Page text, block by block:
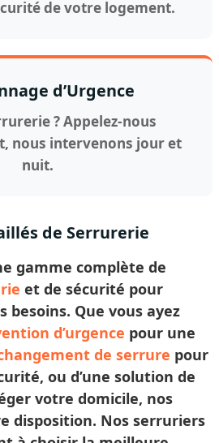
de votre logement.
d’Urgence
? Appelez-nous
nous intervenons jour et
nuit.
de Serrurerie
gamme complète de
et de sécurité pour
besoins. Que vous ayez
d’urgence pour une
de serrure pour
ou d’une solution de
votre domicile, nos
disposition. Nos serruriers